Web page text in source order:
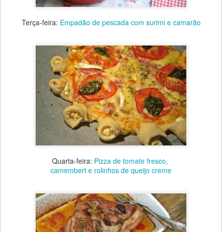
Terça-feira: Empadão de pescada com surimi e camarão
Quarta-feira: Pizza de tomate fresco,
camembert e rolinhos de queijo creme